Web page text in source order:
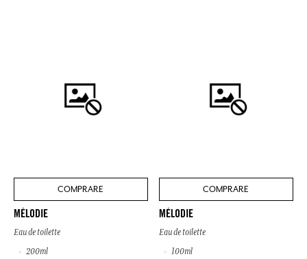
COMPRARE
MÉLODIE
Eau de toilette
200ml
COMPRARE
MÉLODIE
Eau de toilette
100ml